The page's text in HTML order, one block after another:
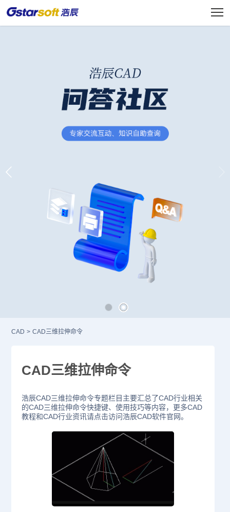
CAD > CAD三维拉伸命令
CAD三维拉伸命令
浩辰CAD三维拉伸命令专题栏目主要汇总了CAD行业相关
的CAD三维拉伸命令快捷键、使用技巧等内容，更多CAD
教程和CAD行业资讯请点击访问浩辰CAD软件官网。